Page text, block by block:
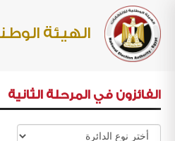
الهيئة
الفائزون في المرحلة الثانية